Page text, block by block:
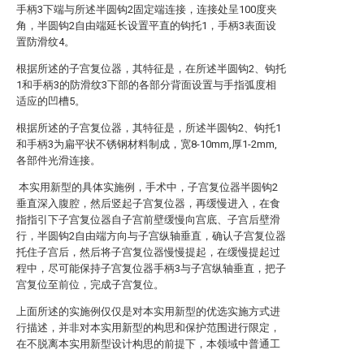
手柄3下端与所述半圆钩2固定端连接，连接处呈100度夹
角，半圆钩2自由端延长设置平直的钩托1，手柄3表面设
置防滑纹4。
根据所述的子宫复位器，其特征是，在所述半圆钩2、钩托
1和手柄3的防滑纹3下部的各部分背面设置与手指弧度相
适应的凹槽5。
根据所述的子宫复位器，其特征是，所述半圆钩2、钩托1
和手柄3为扁平状不锈钢材料制成，宽8-10mm,厚1-2mm,
各部件光滑连接。
本实用新型的具体实施例，手术中，子宫复位器半圆钩2
垂直深入腹腔，然后竖起子宫复位器，再缓慢进入，在食
指指引下子宫复位器自子宫前壁缓慢向宫底、子宫后壁滑
行，半圆钩2自由端方向与子宫纵轴垂直，确认子宫复位器
托住子宫后，然后将子宫复位器慢慢提起，在缓慢提起过
程中，尽可能保持子宫复位器手柄3与子宫纵轴垂直，把子
宫复位至前位，完成子宫复位。
上面所述的实施例仅仅是对本实用新型的优选实施方式进
行描述，并非对本实用新型的构思和保护范围进行限定，
在不脱离本实用新型设计构思的前提下，本领域中普通工